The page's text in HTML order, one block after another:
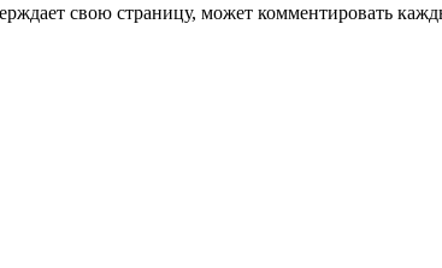
свою страницу, может комментировать